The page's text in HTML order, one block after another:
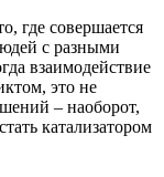
где совершается
с разными
взаимодействие
это не
– наоборот,
катализатором